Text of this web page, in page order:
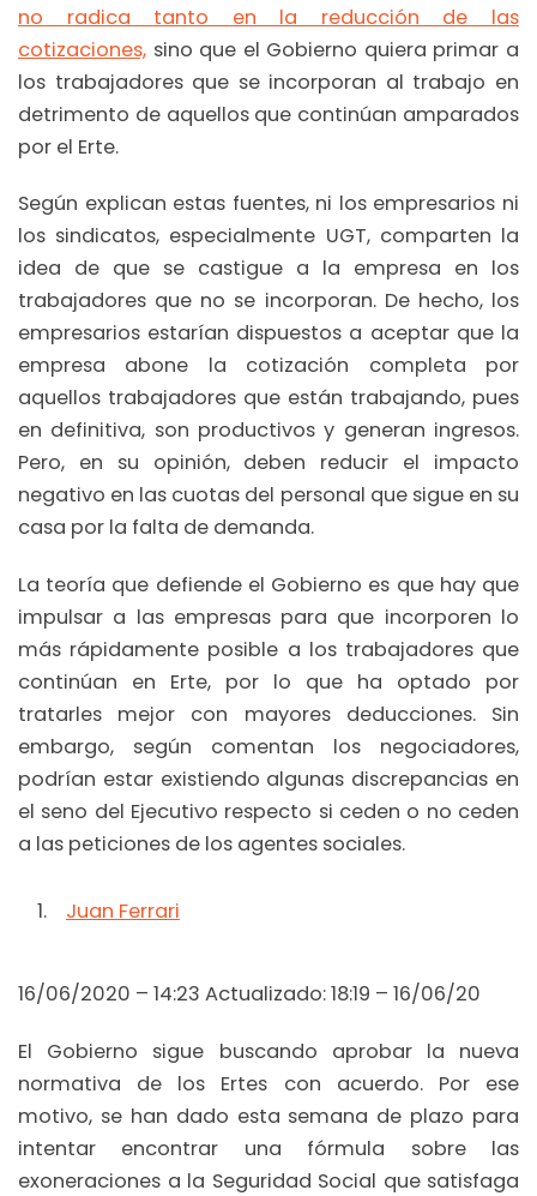
no radica tanto en la reducción de las
cotizaciones, sino que el Gobierno quiera primar a
los trabajadores que se incorporan al trabajo en
detrimento de aquellos que continúan amparados
por el Erte.
Según explican estas fuentes, ni los empresarios ni
los sindicatos, especialmente UGT, comparten la
idea de que se castigue a la empresa en los
trabajadores que no se incorporan. De hecho, los
empresarios estarían dispuestos a aceptar que la
empresa abone la cotización completa por
aquellos trabajadores que están trabajando, pues
en definitiva, son productivos y generan ingresos.
Pero, en su opinión, deben reducir el impacto
negativo en las cuotas del personal que sigue en su
casa por la falta de demanda.
La teoría que defiende el Gobierno es que hay que
impulsar a las empresas para que incorporen lo
más rápidamente posible a los trabajadores que
continúan en Erte, por lo que ha optado por
tratarles mejor con mayores deducciones. Sin
embargo, según comentan los negociadores,
podrían estar existiendo algunas discrepancias en
el seno del Ejecutivo respecto si ceden o no ceden
a las peticiones de los agentes sociales.
Juan Ferrari
16/06/2020 – 14:23 Actualizado: 18:19 – 16/06/20
El Gobierno sigue buscando aprobar la nueva
normativa de los Ertes con acuerdo. Por ese
motivo, se han dado esta semana de plazo para
intentar encontrar una fórmula sobre las
exoneraciones a la Seguridad Social que satisfaga